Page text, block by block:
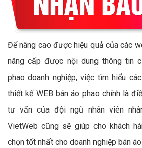
Để nâng cao được hiệu quả của các
nâng cấp được nội dung thông tin
phao doanh nghiệp, việc tìm hiểu
thiết kế WEB bán áo phao chính là
tư vấn của đội ngũ nhân viên
VietWeb cũng sẽ giúp cho khách
chọn tốt nhất cho doanh nghiệp bán